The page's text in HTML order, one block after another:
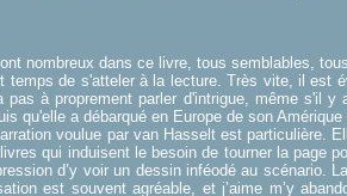
nombreux dans ce livre, tous semblables,
temps de s'atteler à la lecture. Très vite, il est
pas à proprement parler d'intrigue, même s'il
qu'elle a débarqué en Europe de son
voulue par van Hasselt est particulière.
qui induisent le besoin de tourner la page
d’y voir un dessin inféodé au
est souvent agréable, et j’aime m’y